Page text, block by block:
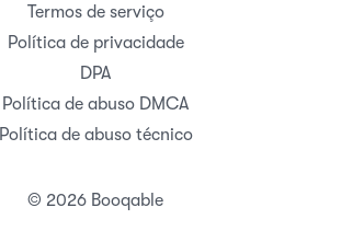
© 2026 Booqable
Termos de serviço
Política de privacidade
DPA
Política de abuso DMCA
Política de abuso técnico